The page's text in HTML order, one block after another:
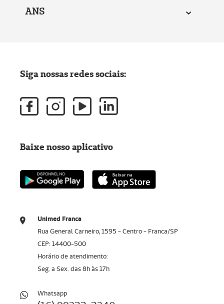
ANS
Unimed Franca
Rua General Carneiro, 1595 - Centro - Franca/SP
CEP: 14400-500
Horário de atendimento:
Seg. a Sex. das 8h às 17h
Whatsapp
Siga nossas redes sociais:
Baixe nosso aplicativo